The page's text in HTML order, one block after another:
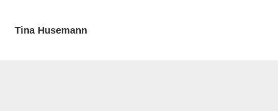
Tina Husemann